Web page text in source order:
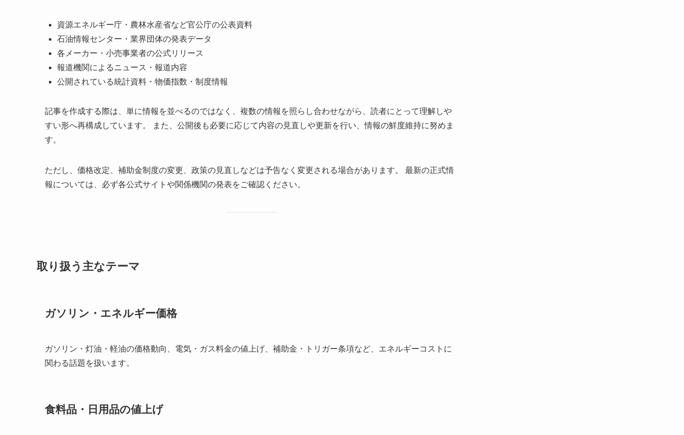
資源エネルギー庁・農林水産省など官公庁の公表資料
石油情報センター・業界団体の発表データ
各メーカー・小売事業者の公式リリース
報道機関によるニュース・報道内容
公開されている統計資料・物価指数・制度情報
記事を作成する際は、単に情報を並べるのではなく、複数の情報を照らし合わせながら、読者にとって理解しや
すい形へ再構成しています。 また、公開後も必要に応じて内容の見直しや更新を行い、情報の鮮度維持に努めま
す。
ただし、価格改定、補助金制度の変更、政策の見直しなどは予告なく変更される場合があります。 最新の正式情
報については、必ず各公式サイトや関係機関の発表をご確認ください。
取り扱う主なテーマ
ガソリン・エネルギー価格
ガソリン・灯油・軽油の価格動向、電気・ガス料金の値上げ、補助金・トリガー条項など、エネルギーコストに
関わる話題を扱います。
食料品・日用品の値上げ